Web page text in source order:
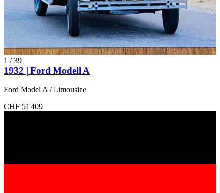
1 /39
1932 | Ford Modell A
Ford Model A / Limousine
CHF 51'409